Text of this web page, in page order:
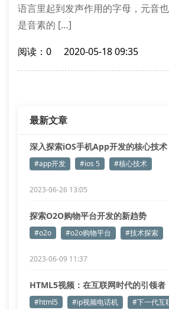
语言里起到发声作用的字母，元音
是音素的 […]
阅读：0 2020-05-18 09:35
最新文章
深入探索iOS手机App开发的核心技术
#app开发 #ios 5 #核心技术
2023-06-26 13:05
探索O2O购物平台开发的新趋势
#o2o #o2o购物平台 #技术探索
2023-06-09 11:37
HTML5视频：在互联网时代的引领者
#html5 #ip视频电话机 #下一代互